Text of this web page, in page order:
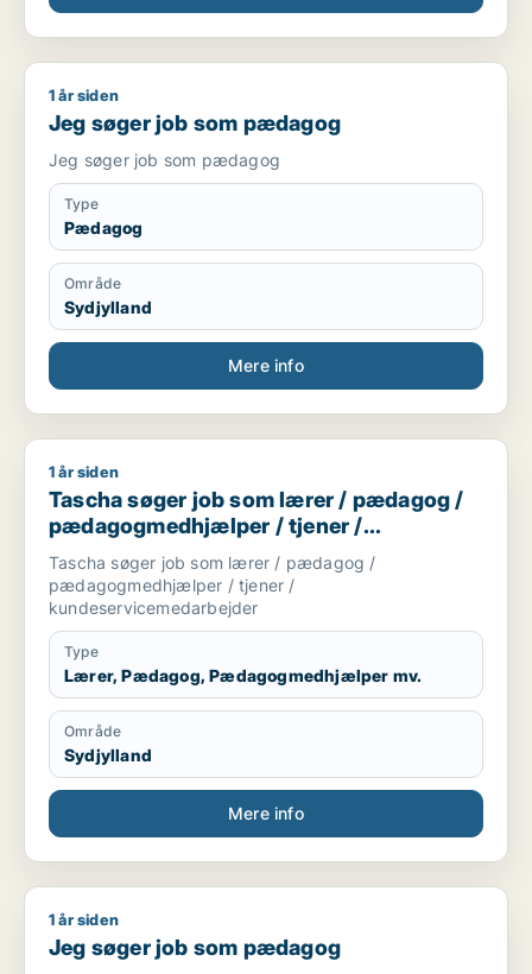
Jeg søger job som pædagog
1 år siden
Jeg søger job som pædagog
Jeg søger job som pædagog
Type
Pædagog
Område
Sydjylland
Mere info
Tascha søger job som lærer / pædagog /
1 år siden
Tascha søger job som lærer / pædagog /
pædagogmedhjælper / tjener /
kundeservicemedarbejder
Tascha søger job som lærer / pædagog /
pædagogmedhjælper / tjener /
kundeservicemedarbejder
Type
Lærer, Pædagog, Pædagogmedhjælper mv.
Område
Sydjylland
Mere info
Jeg søger job som pædagog
1 år siden
Jeg søger job som pædagog